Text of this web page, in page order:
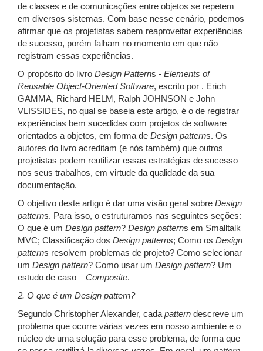
de classes e de comunicações entre objetos se repetem
em diversos sistemas. Com base nesse cenário, podemos
afirmar que os projetistas sabem reaproveitar experiências
de sucesso, porém falham no momento em que não
registram essas experiências.
O propósito do livro Design Patterns - Elements of
Reusable Object-OrientedSoftware, escrito por . Erich
GAMMA, Richard HELM, Ralph JOHNSON e John
VLISSIDES, no qual se baseia este artigo, é o de registrar
experiências bem sucedidas com projetos de software
orientados a objetos, em forma de Design patterns. Os
autores do livro acreditam (e nós também) que outros
projetistas podem reutilizar essas estratégias de sucesso
nos seus trabalhos, em virtude da qualidade da sua
documentação.
O objetivo deste artigo é dar uma visão geral sobre Design
patterns. Para isso, o estruturamos nas seguintes seções:
O que é um Design pattern? Design patterns em Smalltalk
MVC; Classificação dos Design patterns; Como os Design
patterns resolvem problemas de projeto? Como selecionar
um Design pattern? Como usar um Design pattern? Um
estudo de caso –Composite.
2. O que é um Design pattern?
Segundo Christopher Alexander, cada pattern descreve um
problema que ocorre várias vezes em nosso ambiente e o
núcleo de uma solução para esse problema, de forma que